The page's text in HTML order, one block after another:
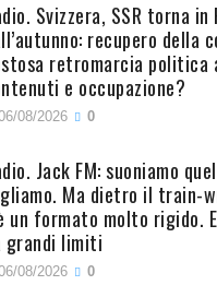
Svizzera, SSR torna in
recupero della
retromarcia politica
e occupazione?
08/2026 0
Jack FM: suoniamo
Ma dietro il train-
un formato molto rigido.
grandi limiti
08/2026 0